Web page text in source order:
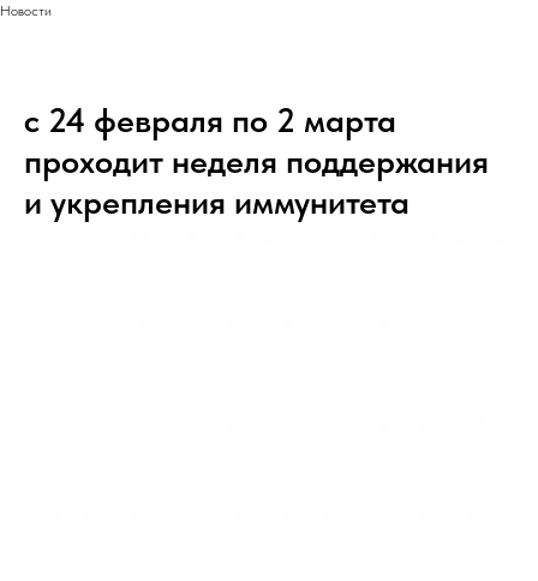
Новости
с 24 февраля по 2 марта
проходит неделя поддержания
и укрепления иммунитета